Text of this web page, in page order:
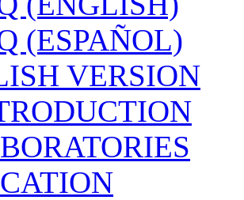
(ESPAÑOL)
VERSION